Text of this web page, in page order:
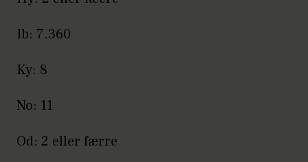
Ib: 7.360
Ky: 8
No: 11
Od: 2 eller færre